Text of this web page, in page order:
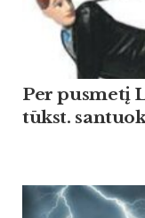
Per pusmetį
tūkst.